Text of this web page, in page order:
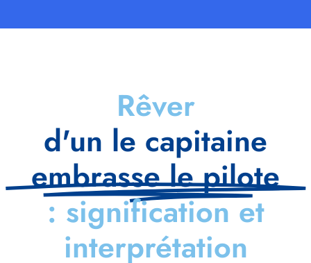
Rêver
d'un le capitaine
embrasse le pilote
: signification et
interprétation